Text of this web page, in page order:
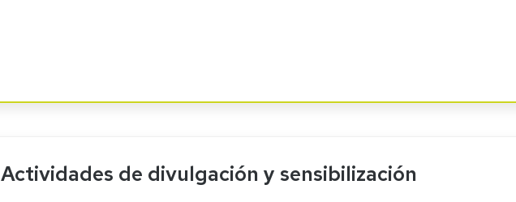
Actividades de divulgación y sensibilización